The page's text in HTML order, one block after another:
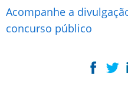
Acompanhe a
concurso público